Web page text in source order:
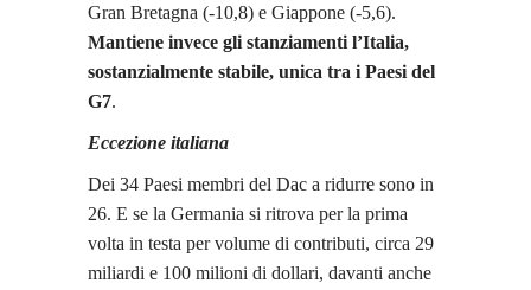
Gran Bretagna (-10,8) e Giappone (-5,6).
Mantiene invece gli stanziamenti l’Italia,
sostanzialmente stabile, unica tra i Paesi del
G7.
Eccezione italiana
Dei 34 Paesi membri del Dac a ridurre sono in
26. E se la Germania si ritrova per la prima
volta in testa per volume di contributi, circa 29
miliardi e 100 milioni di dollari, davanti anche